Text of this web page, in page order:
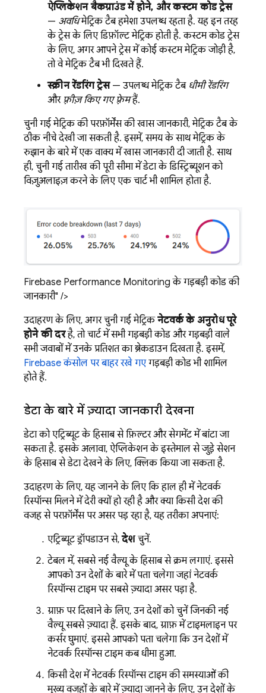
ऐप्लिकेशन बैकग्राउंड में होने, और कस्टम कोड ट्रेस
— अवधिमेट्रिक टैब हमेशा उपलब्ध रहता है. यह इन तरह
के ट्रेस के लिए डिफ़ॉल्ट मेट्रिक होती है. कस्टम कोड ट्रेस
के लिए, अगर आपने ट्रेस में कोई कस्टम मेट्रिक जोड़ी है,
तो वे मेट्रिक टैब भी दिखते हैं.
स्क्रीन रेंडरिंग ट्रेस— उपलब्ध मेट्रिक टैब धीमी रेंडरिंग
और फ़्रीज़ किए गए फ़्रेमहैं.
चुनी गई मेट्रिक की परफ़ॉर्मेंस की खास जानकारी, मेट्रिक टैब के
ठीक नीचे देखी जा सकती है. इसमें, समय के साथ मेट्रिक के
रुझान के बारे में एक वाक्य में खास जानकारी दी जाती है. साथ
ही, चुनी गई तारीख की पूरी सीमा में डेटा के डिस्ट्रिब्यूशन को
विज़ुअलाइज़ करने के लिए एक चार्ट भी शामिल होता है.
Firebase Performance Monitoring के गड़बड़ी कोड की
जानकारी" />
उदाहरण के लिए, अगर चुनी गई मेट्रिकनेटवर्क के अनुरोध पूरे
होने की दरहै, तो चार्ट में सभी गड़बड़ी कोड और गड़बड़ी वाले
सभी जवाबों में उनके प्रतिशत का ब्रेकडाउन दिखता है. इसमें,
Firebaseकंसोल पर बाहर रखे गएगड़बड़ी कोड भी शामिल
होते हैं.
डेटा के बारे में ज़्यादा जानकारी देखना
डेटा को एट्रिब्यूट के हिसाब से फ़िल्टर और सेगमेंट में बांटा जा
सकता है. इसके अलावा, ऐप्लिकेशन के इस्तेमाल से जुड़े सेशन
के हिसाब से डेटा देखने के लिए, क्लिक किया जा सकता है.
उदाहरण के लिए, यह जानने के लिए कि हाल ही में नेटवर्क
रिस्पॉन्स मिलने में देरी क्यों हो रही है और क्या किसी देश की
वजह से परफ़ॉर्मेंस पर असर पड़ रहा है, यह तरीका अपनाएं:
एट्रिब्यूट ड्रॉपडाउन से,देशचुनें.
टेबल में, सबसे नई वैल्यू के हिसाब से क्रम लगाएं. इससे
आपको उन देशों के बारे में पता चलेगा जहां नेटवर्क
रिस्पॉन्स टाइम पर सबसे ज़्यादा असर पड़ा है.
ग्राफ़ पर दिखाने के लिए, उन देशों को चुनें जिनकी नई
वैल्यू सबसे ज़्यादा हैं. इसके बाद, ग्राफ़ में टाइमलाइन पर
कर्सर घुमाएं. इससे आपको पता चलेगा कि उन देशों में
नेटवर्क रिस्पॉन्स टाइम कब धीमा हुआ.
किसी देश में नेटवर्क रिस्पॉन्स टाइम की समस्याओं की
मुख्य वजहों के बारे में ज़्यादा जानने के लिए, उन देशों के